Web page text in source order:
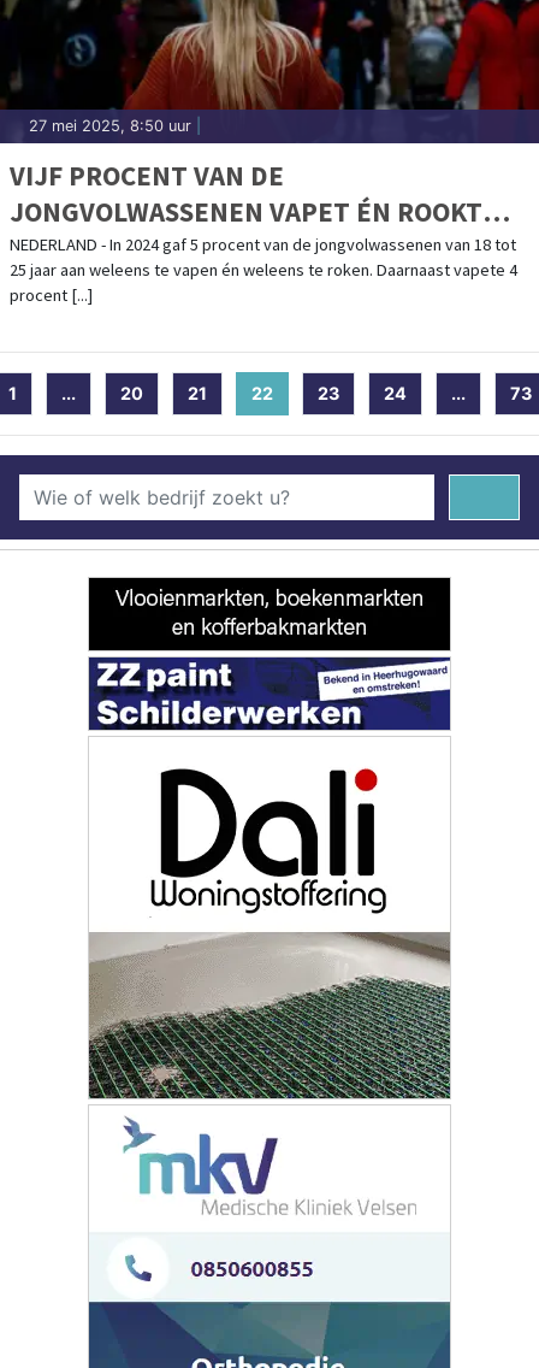
27 mei 2025, 8:50 uur
VIJF PROCENT VAN DE
JONGVOLWASSENEN VAPET ÉN ROOKT
WELEENS
NEDERLAND - In 2024 gaf 5 procent van de jongvolwassenen van 18 tot
25 jaar aan weleens te vapen én weleens te roken. Daarnaast vapete 4
procent [...]
1 ... 20 21 22(current)
23 24 ... 73